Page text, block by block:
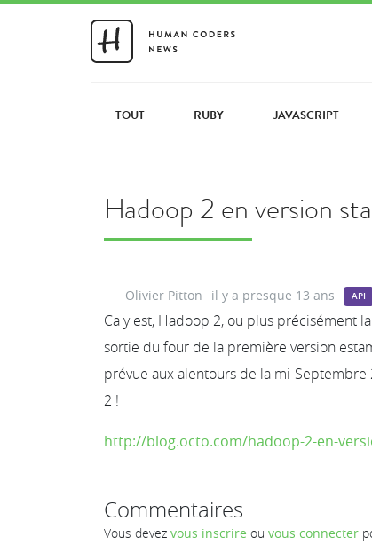
TOUT RUBY JAVASCRIPT
Hadoop 2 en version
Olivier Pitton il y a presque 13 ans API
Ca y est, Hadoop 2, ou plus précisément
sortie du four de la première version
prévue aux alentours de la mi-
2 !
http://blog.octo.com/hadoop-2-en-
Commentaires
Vous devez vous inscrire ou vous connecter